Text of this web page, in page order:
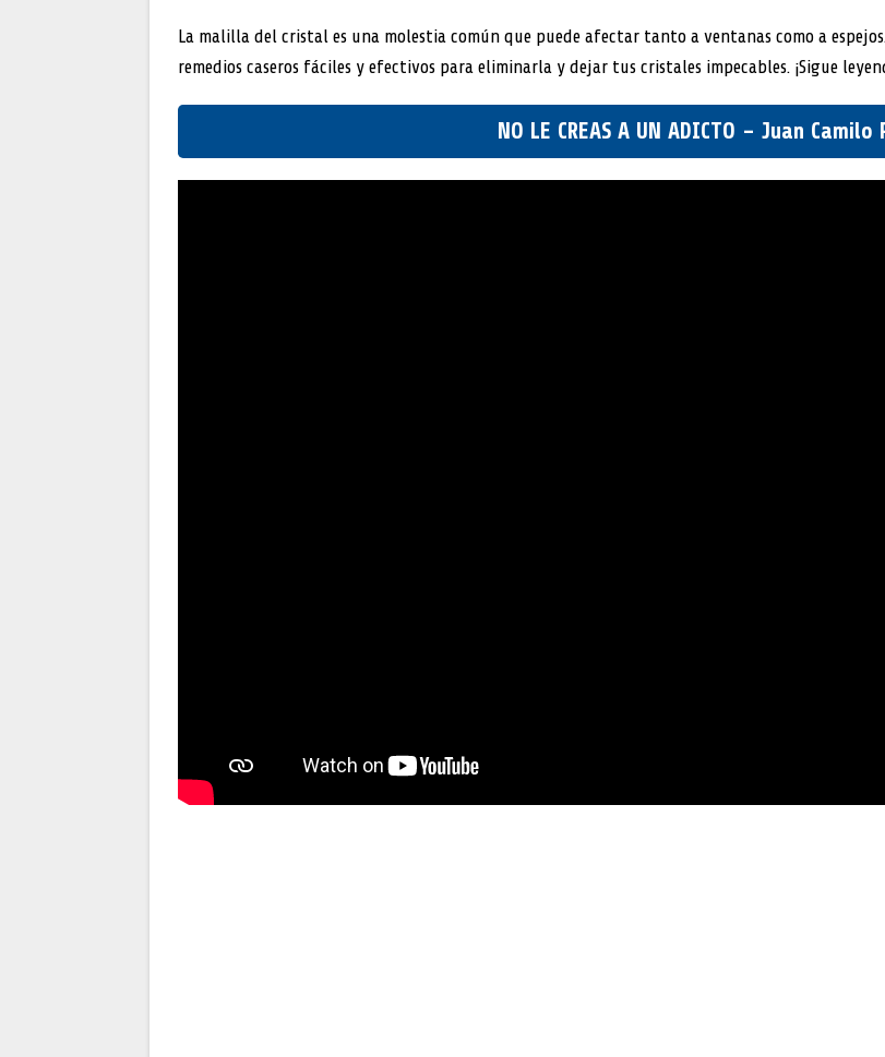
La malilla del cristal es una molestia común que puede afectar tanto a ventanas como a
remedios caseros fáciles y efectivos para eliminarla y dejar tus cristales impecables. ¡Sigue
NO LE CREAS A UN ADICTO – Juan